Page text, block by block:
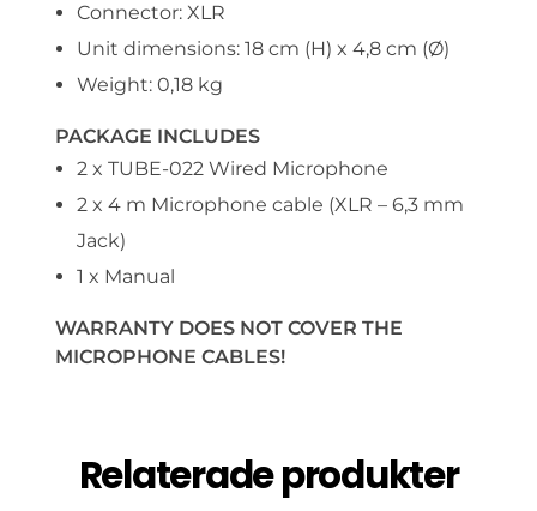
Connector: XLR
Unit dimensions: 18 cm (H) x 4,8 cm (Ø)
Weight: 0,18 kg
PACKAGE INCLUDES
2 x TUBE-022 Wired Microphone
2 x 4 m Microphone cable (XLR – 6,3 mm
Jack)
1 x Manual
WARRANTY DOES NOT COVER THE
MICROPHONE CABLES!
Relaterade produkter